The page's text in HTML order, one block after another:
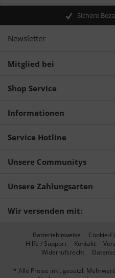
Sichere
Newsletter
Mitglied bei
Shop Service
Informationen
Service Hotline
Unsere Communitys
Unsere Zahlungsarten
Wir versenden mit:
Batteriehinweise Cookie-
Hilfe / Support
Kontakt
Widerrufsrecht
* Alle Preise inkl. gesetzl.